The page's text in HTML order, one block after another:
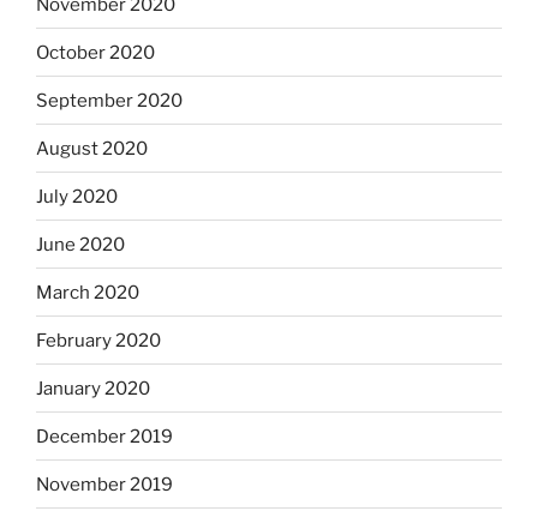
November 2020
October 2020
September 2020
August 2020
July 2020
June 2020
March 2020
February 2020
January 2020
December 2019
November 2019